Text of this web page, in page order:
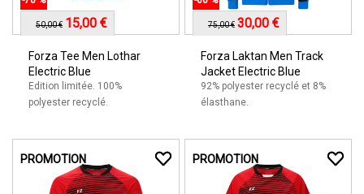
Forza Tee Men Lothar
Electric Blue
Edition limitée. 100%
polyester recyclé.
50,00 € 15,00 €
Forza Laktan Men Track
Jacket Electric Blue
92% polyester recyclé et 8%
élasthane.
75,00 € 30,00 €
PROMOTION PROMOTION